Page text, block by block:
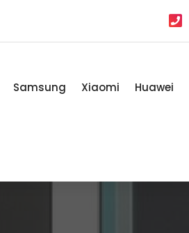
Samsung Xiaomi Huawei